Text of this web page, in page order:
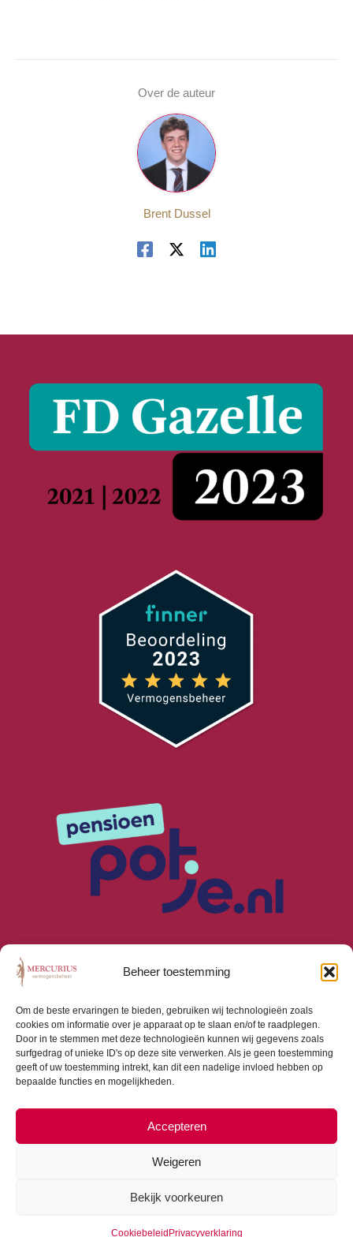
Beheer toestemming
Om de beste ervaringen te bieden, gebruiken wij technologieën zoals
cookies om informatie over je apparaat op te slaan en/of te raadplegen.
Door in te stemmen met deze technologieën kunnen wij gegevens zoals
surfgedrag of unieke ID's op deze site verwerken. Als je geen toestemming
geeft of uw toestemming intrekt, kan dit een nadelige invloed hebben op
bepaalde functies en mogelijkheden.
Accepteren
Weigeren
Bekijk voorkeuren
Cookiebeleid Privacyverklaring
Over de auteur
Brent Dussel
Algemene Voorwaarden
Privacyverklaring
Cookiebeleid (EU)
Consumentenbrief
Beleggingsbeleid
Copyright © 2026 Mercurius Vermogensbeheer |